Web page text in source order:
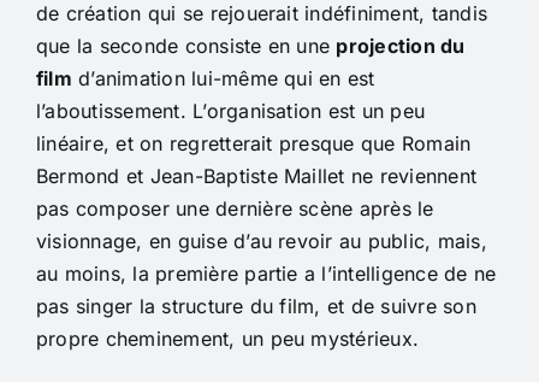
de création qui se rejouerait indéfiniment, tandis
que la seconde consiste en une projection du
film d’animation lui-même qui en est
l’aboutissement. L’organisation est un peu
linéaire, et on regretterait presque que Romain
Bermond et Jean-Baptiste Maillet ne reviennent
pas composer une dernière scène après le
visionnage, en guise d’au revoir au public, mais,
au moins, la première partie a l’intelligence de ne
pas singer la structure du film, et de suivre son
propre cheminement, un peu mystérieux.